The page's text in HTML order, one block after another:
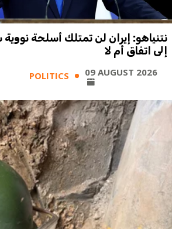
نتنياهو: إيران لن تمتلك أسلحة
إلى اتفاق أم لا
POLITICS 09 AUGUST 2026